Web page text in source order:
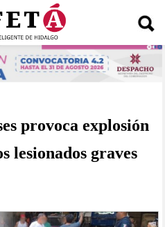
provoca explosión
lesionados graves